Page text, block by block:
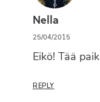
Nella
25/04/2015
Eikö! Tää
REPLY